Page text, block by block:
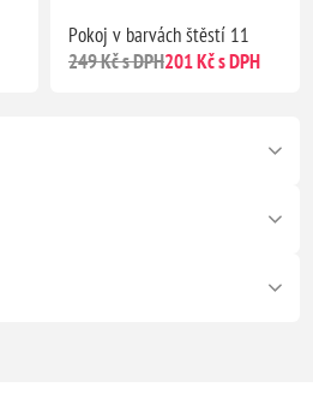
Pokoj v barvách štěstí 11
249 Kč s DPH201 Kč s DPH